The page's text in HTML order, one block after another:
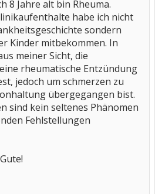
8 Jahre alt bin Rheuma.
habe ich nicht
sondern
Kinder mitbekommen. In
meiner Sicht, die
rheumatische Entzündung
jedoch um schmerzen zu
übergegangen bist.
sind kein seltenes Phänomen
Fehlstellungen